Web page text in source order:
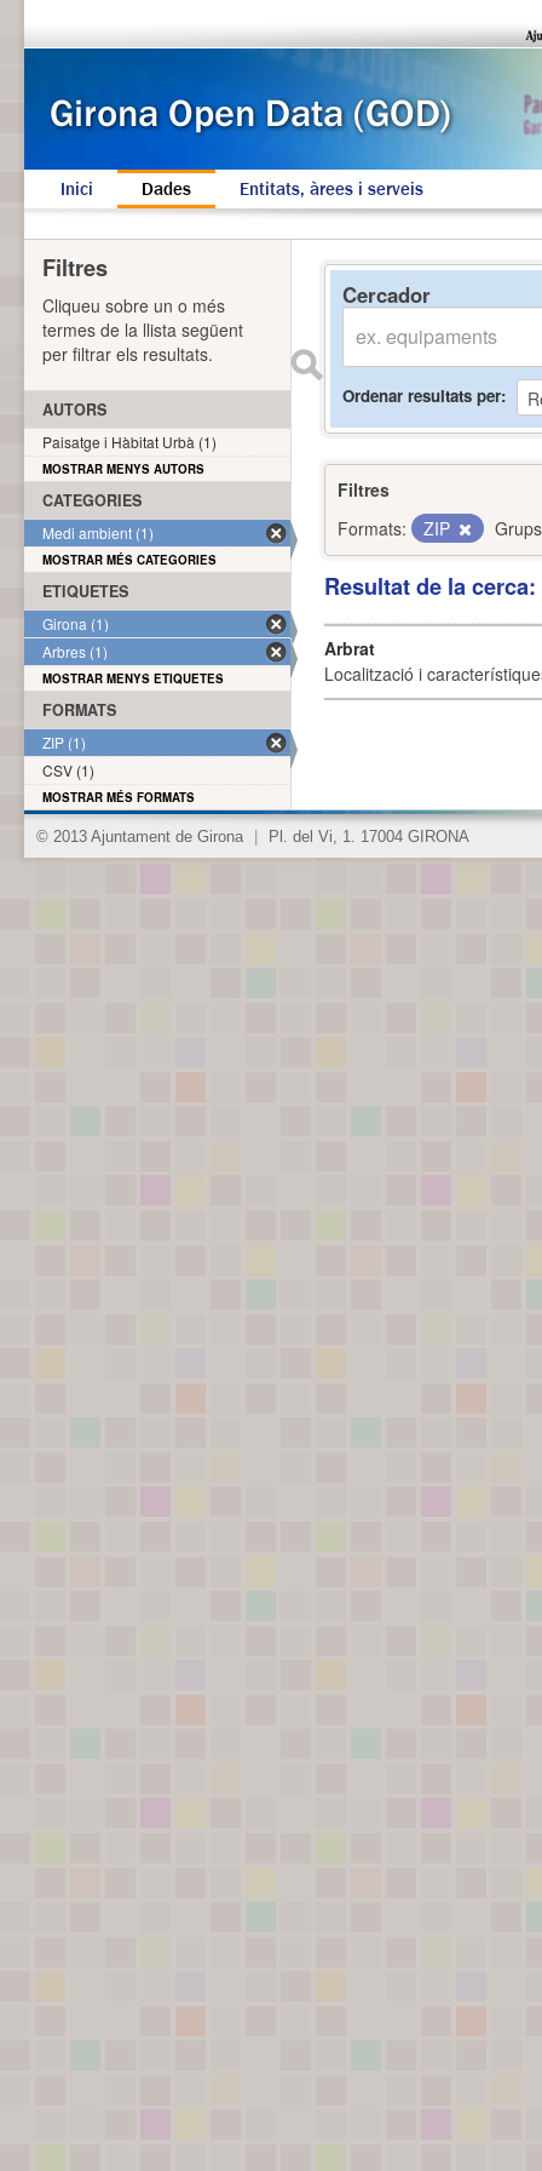
Inici Dades Entitats, àrees i serveis
Cercador
Ordenar resultats per
Filtres
Formats:
ZIP
Resultat de la
Arbrat
Localització i
Filtres
Cliqueu sobre un o més
termes de la llista següent
per filtrar els resultats.
AUTORS
Paisatge i Hàbitat Urbà (1)
MOSTRAR MENYS AUTORS
CATEGORIES
Medi ambient (1)
MOSTRAR MÉS CATEGORIES
ETIQUETES
Girona (1)
Arbres (1)
MOSTRAR MENYS ETIQUETES
FORMATS
ZIP (1)
CSV (1)
MOSTRAR MÉS FORMATS
© 2013 Ajuntament de Girona Pl. del Vi, 1. 17004 GIRONA